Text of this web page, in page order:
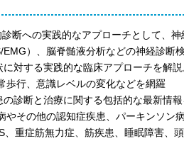
断への実践的なアプローチとして、
EMG）、脳脊髄液分析などの神経診断
対する実践的な臨床アプローチを解
歩行、意識レベルの変化などを網羅
診断と治療に関する包括的な最新情
やその他の認知症疾患、パーキンソン
重症筋無力症、筋疾患、睡眠障害、